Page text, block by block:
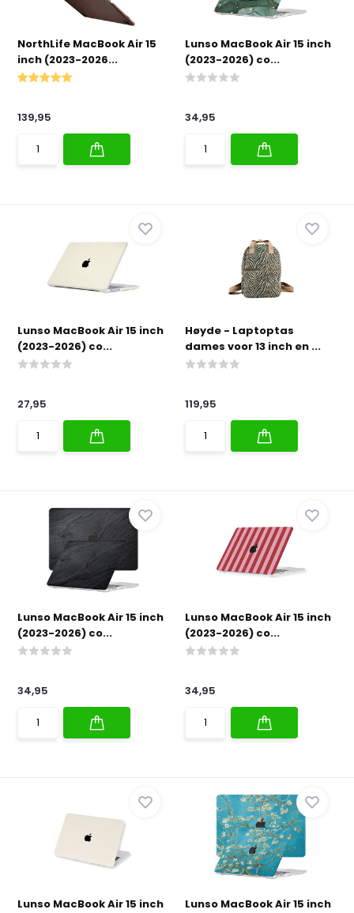
NorthLife MacBook Air 15
inch (2023-2026...
139,95
Lunso MacBook Air 15 inch
(2023-2026) co...
34,95
Lunso MacBook Air 15 inch
(2023-2026) co...
27,95
Høyde - Laptoptas
dames voor 13 inch en ...
119,95
Lunso MacBook Air 15 inch
(2023-2026) co...
34,95
Lunso MacBook Air 15 inch
(2023-2026) co...
34,95
Lunso MacBook Air 15 inch
Lunso MacBook Air 15 inch